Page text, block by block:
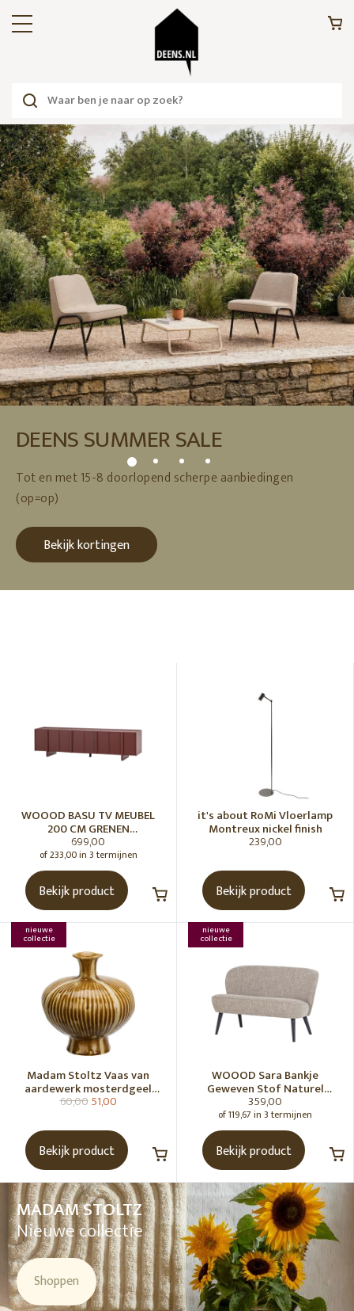
DEENS SUMMER SALE
Tot en met 15-8 doorlopend scherpe aanbiedingen
(op=op)
Bekijk kortingen
WOOOD BASU TV MEUBEL
200 CM GRENEN
BORDEAUXROOD [fsc]
699,00
of 233,00 in 3 termijnen
Bekijk product
it's about RoMi Vloerlamp
Montreux nickel finish
239,00
Bekijk product
nieuwe
collectie
Madam Stoltz Vaas van
aardewerk mosterdgeel
naturel
60,0051,00
Bekijk product
nieuwe
collectie
WOOOD Sara Bankje
Geweven Stof Naturel
Melange [Fsc]
359,00
of 119,67 in 3 termijnen
Bekijk product
MADAM STOLTZ
Nieuwe collectie
Shoppen